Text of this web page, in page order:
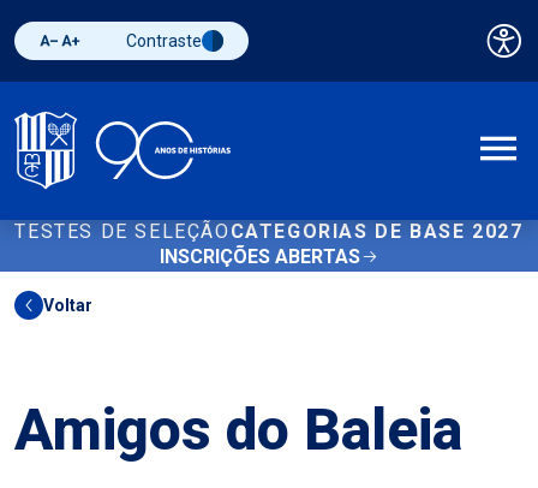
Diminuir fonte
Aumentar fonteAlternar contraste
Contraste
TESTES DE SELEÇÃO CATEGORIAS DE BASE 2027
INSCRIÇÕES ABERTAS
Voltar
Amigos do Baleia